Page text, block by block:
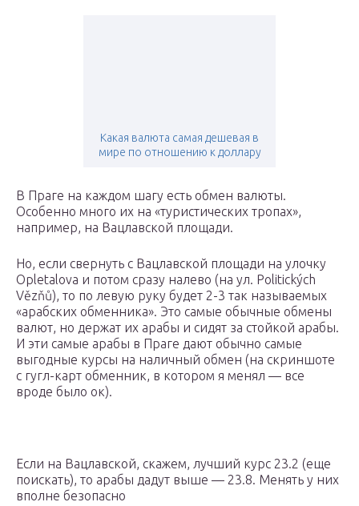
Какая валюта самая дешевая в
мире по отношению к доллару
В Праге на каждом шагу есть обмен валюты.
Особенно много их на «туристических тропах»,
например, на Вацлавской площади.
Но, если свернуть с Вацлавской площади на улочку
Opletalova и потом сразу налево (на ул. Politických
Vězňů), то по левую руку будет 2-3 так называемых
«арабских обменника». Это самые обычные обмены
валют, но держат их арабы и сидят за стойкой арабы.
И эти самые арабы в Праге дают обычно самые
выгодные курсы на наличный обмен (на скриншоте
с гугл-карт обменник, в котором я менял — все
вроде было ок).
Если на Вацлавской, скажем, лучший курс 23.2 (еще
поискать), то арабы дадут выше — 23.8. Менять у них
вполне безопасно